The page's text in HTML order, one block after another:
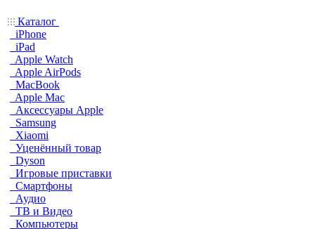
Каталог
iPhone
iPad
Apple Watch
Apple AirPods
MacBook
Apple Mac
Аксессуары Apple
Samsung
Xiaomi
Уценённый товар
Dyson
Игровые приставки
Смартфоны
Аудио
ТВ и Видео
Компьютеры